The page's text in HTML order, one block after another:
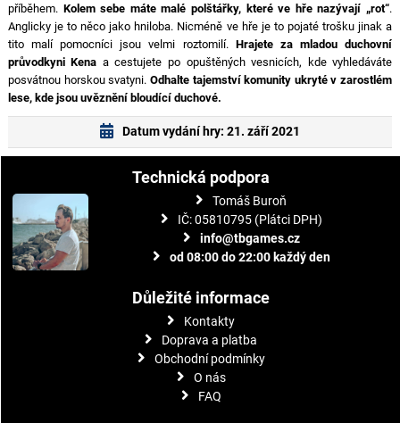
příběhem. Kolem sebe máte malé polštářky, které ve hře nazývají „rot“.
Anglicky je to něco jako hniloba. Nicméně ve hře je to pojaté trošku jinak a
tito malí pomocníci jsou velmi roztomilí. Hrajete za mladou duchovní
průvodkyni Kena a cestujete po opuštěných vesnicích, kde vyhledáváte
posvátnou horskou svatyni. Odhalte tajemství komunity ukryté v zarostlém
lese, kde jsou uvěznění bloudící duchové.
Datum vydání hry: 21. září 2021
Technická podpora
Tomáš Buroň
IČ: 05810795 (Plátci DPH)
info@tbgames.cz
od 08:00 do 22:00 každý den
Důležité informace
Kontakty
Doprava a platba
Obchodní podmínky
O nás
FAQ